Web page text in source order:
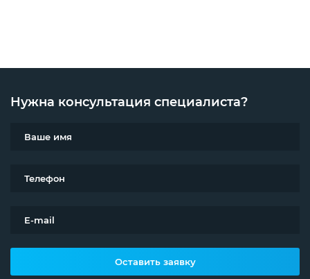
Нужна консультация специалиста?
Оставить заявку